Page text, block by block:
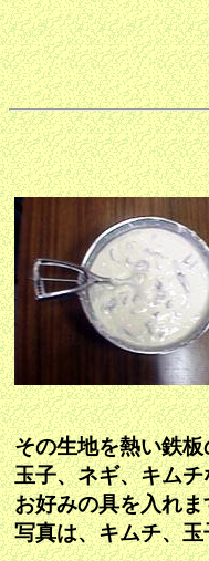
その生地を熱い鉄板
玉子、ネギ、キムチ
お好みの具を入れま
写真は、キムチ、